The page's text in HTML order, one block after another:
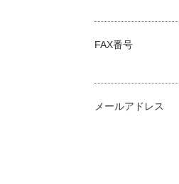
FAX番号
メールアドレス